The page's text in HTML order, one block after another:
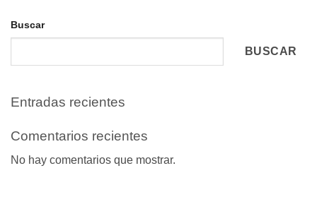
Buscar
BUSCAR
Entradas recientes
Comentarios recientes
No hay comentarios que mostrar.